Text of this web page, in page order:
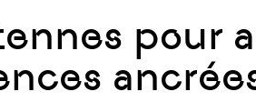
pour